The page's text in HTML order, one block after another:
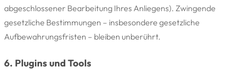
abgeschlossener Bearbeitung Ihres Anliegens). Zwingende
gesetzliche Bestimmungen – insbesondere gesetzliche
Aufbewahrungsfristen – bleiben unberührt.
6. Plugins und Tools